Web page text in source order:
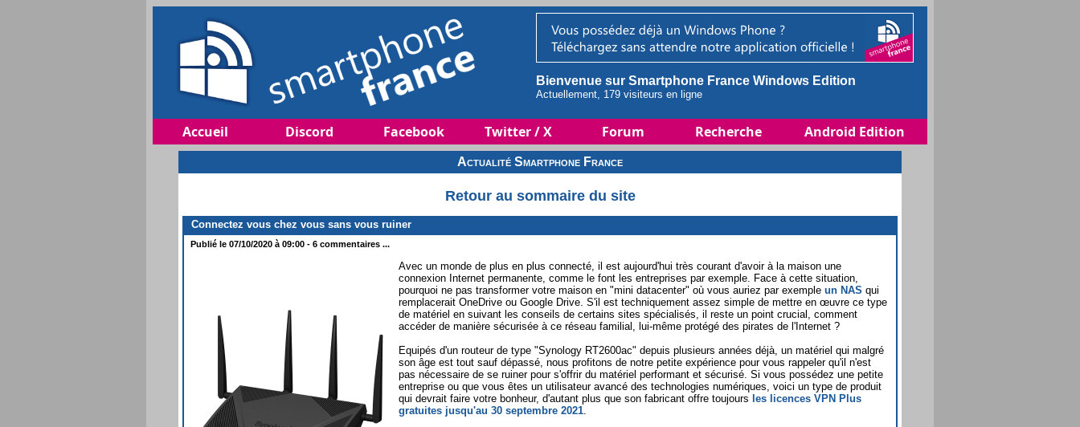
Bienvenue sur Smartphone France Windows Edition
Actuellement, 179 visiteurs en ligne
Accueil Discord Facebook Twitter / X Forum Recherche Android Edition
Actualité Smartphone France
Retour au sommaire du site
Connectez vous chez vous sans vous ruiner
Publié le 07/10/2020 à 09:00 - 6 commentaires ...
Avec un monde de plus en plus connecté, il est aujourd'hui très courant d'avoir à la maison une
connexion Internet permanente, comme le font les entreprises par exemple. Face à cette situation,
pourquoi ne pas transformer votre maison en "mini datacenter" où vous auriez par exemple un NAS qui
remplacerait OneDrive ou Google Drive. S'il est techniquement assez simple de mettre en œuvre ce type
de matériel en suivant les conseils de certains sites spécialisés, il reste un point crucial, comment
accéder de manière sécurisée à ce réseau familial, lui-même protégé des pirates de l'Internet ?
Equipés d'un routeur de type "Synology RT2600ac" depuis plusieurs années déjà, un matériel qui malgré
son âge est tout sauf dépassé, nous profitons de notre petite expérience pour vous rappeler qu'il n'est
pas nécessaire de se ruiner pour s'offrir du matériel performant et sécurisé. Si vous possédez une petite
entreprise ou que vous êtes un utilisateur avancé des technologies numériques, voici un type de produit
qui devrait faire votre bonheur, d'autant plus que son fabricant offre toujours les licences VPN Plus
gratuites jusqu'au 30 septembre 2021